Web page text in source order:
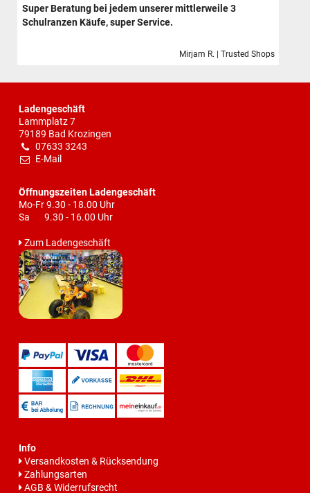
Super Beratung bei jedem unserer mittlerweile 3
Schulranzen Käufe, super Service.
Mirjam R. | Trusted Shops
Ladengeschäft
Lammplatz 7
79189 Bad Krozingen
07633 3243
E-Mail
Öffnungszeiten Ladengeschäft
Mo-Fr 9.30 - 18.00 Uhr
Sa 9.30 - 16.00 Uhr
Zum Ladengeschäft
Info
Versandkosten & Rücksendung
Zahlungsarten
AGB & Widerrufsrecht